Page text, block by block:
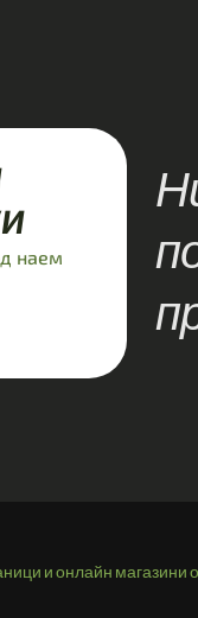
наем
и онлайн магазини